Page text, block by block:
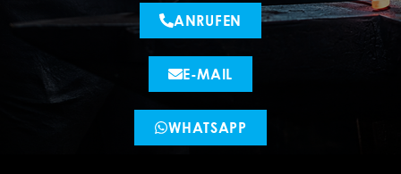
ANRUFEN
E-MAIL
WHATSAPP